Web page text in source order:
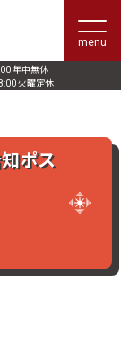
menu
年中無休
火曜定休
ポス